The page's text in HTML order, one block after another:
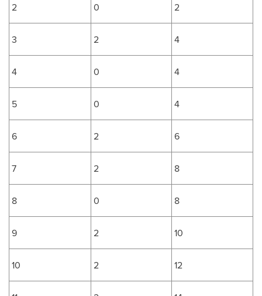
2 0 2
3 2 4
4 0 4
5 0 4
6 2 6
7 2 8
8 0 8
9 2 10
10 2 12